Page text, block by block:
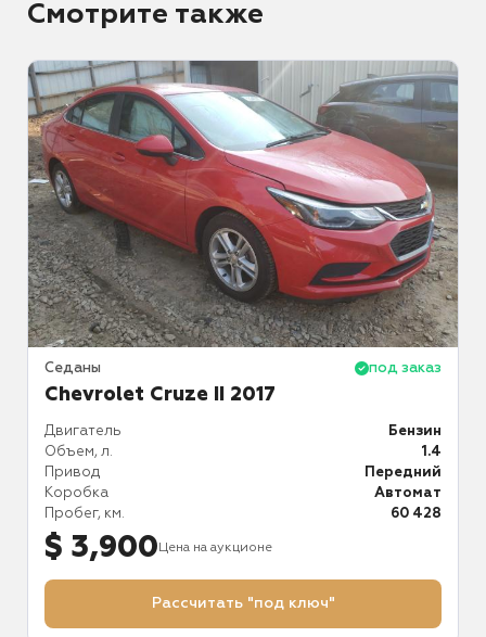
Смотрите также
Седаны под заказ
Chevrolet Cruze II 2017
Двигатель
Бензин
Объем, л.
1.4
Привод
Передний
Коробка
Автомат
Пробег, км.
60 428
$ 3,900 Цена на аукционе
Рассчитать "под ключ"